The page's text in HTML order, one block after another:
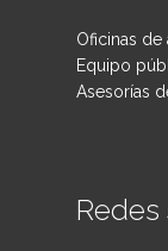
Oficinas de
Equipo
Asesorías
Redes